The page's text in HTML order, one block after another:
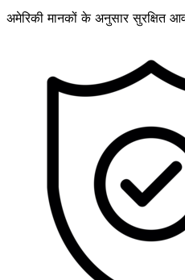
अमेरिकी मानकों के अनुसार सुरक्षित